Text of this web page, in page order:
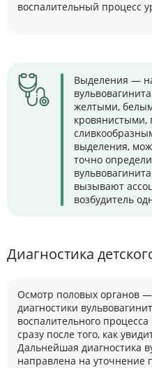
воспалительный процесс
Выделения —
желтыми,
кровянистыми,
выделения,
точно
вызывают
возбудитель
Диагностика
Осмотр половых органов
диагностики
воспалительного
сразу после того, как
Дальнейшая диагностика
направлена на уточнение